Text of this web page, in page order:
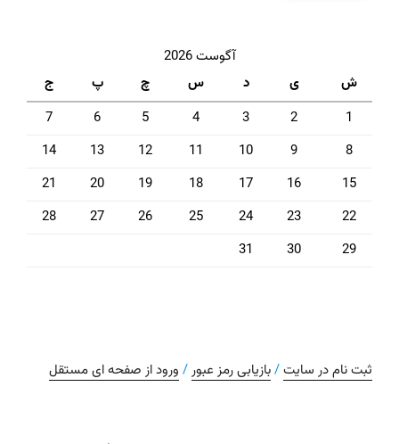
آگوست 2026
ش
ی د س چ پ
ج
1
2
3
4
5
6
7
8
9
10
11
12
13
14
15
16
17
18
19
20
21
22
23
24
25
26
27
28
29
30
31
ثبت نام در سایت/بازیابی رمز عبور/ ورود از صفحه ای مستقل